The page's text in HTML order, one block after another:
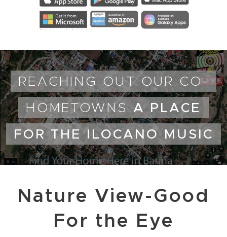
REACHING OUT OUR CO-
HOMETOWNSA PLACE
FOR THE ILOCANO MUSIC
Nature View-Good
For the Eye